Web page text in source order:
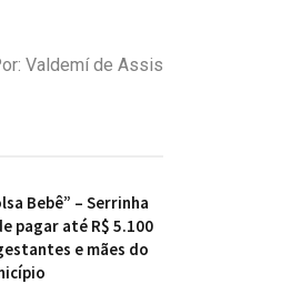
Valdemí de Assis
Bebê” – Serrinha
pagar até R$ 5.100
e mães do